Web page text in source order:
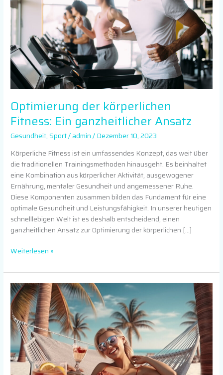
Optimierung der körperlichen
Fitness: Ein ganzheitlicher Ansatz
Gesundheit,Sport/admin/Dezember 10, 2023
Körperliche Fitness ist ein umfassendes Konzept, das weit über
die traditionellen Trainingsmethoden hinausgeht. Es beinhaltet
eine Kombination aus körperlicher Aktivität, ausgewogener
Ernährung, mentaler Gesundheit und angemessener Ruhe.
Diese Komponenten zusammen bilden das Fundament für eine
optimale Gesundheit und Leistungsfähigkeit. In unserer heutigen
schnelllebigen Welt ist es deshalb entscheidend, einen
ganzheitlichen Ansatz zur Optimierung der körperlichen […]
Ein
Ansatz
Weiterlesen »
Tipps
für
den
perfekten
Erholungsurlaub